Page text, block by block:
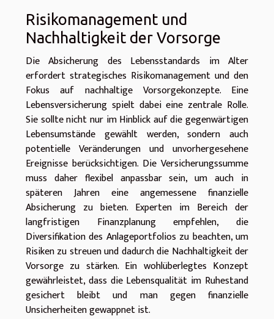
Risikomanagement und
Nachhaltigkeit der Vorsorge
Die Absicherung des Lebensstandards im Alter
erfordert strategisches Risikomanagement und den
Fokus auf nachhaltige Vorsorgekonzepte. Eine
Lebensversicherung spielt dabei eine zentrale Rolle.
Sie sollte nicht nur im Hinblick auf die gegenwärtigen
Lebensumstände gewählt werden, sondern auch
potentielle Veränderungen und unvorhergesehene
Ereignisse berücksichtigen. Die Versicherungssumme
muss daher flexibel anpassbar sein, um auch in
späteren Jahren eine angemessene finanzielle
Absicherung zu bieten. Experten im Bereich der
langfristigen Finanzplanung empfehlen, die
Diversifikation des Anlageportfolios zu beachten, um
Risiken zu streuen und dadurch die Nachhaltigkeit der
Vorsorge zu stärken. Ein wohlüberlegtes Konzept
gewährleistet, dass die Lebensqualität im Ruhestand
gesichert bleibt und man gegen finanzielle
Unsicherheiten gewappnet ist.